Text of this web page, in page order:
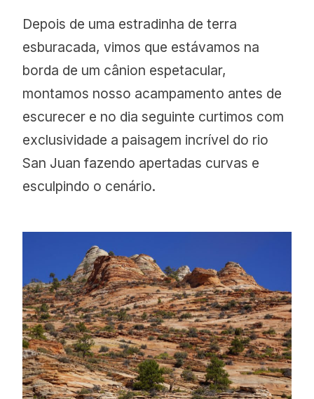
Depois de uma estradinha de terra
esburacada, vimos que estávamos na
borda de um cânion espetacular,
montamos nosso acampamento antes de
escurecer e no dia seguinte curtimos com
exclusividade a paisagem incrível do rio
San Juan fazendo apertadas curvas e
esculpindo o cenário.